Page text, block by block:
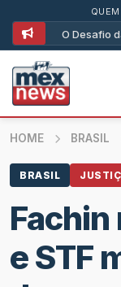
O Desafio
HOME BRASIL
BRASIL
e STF